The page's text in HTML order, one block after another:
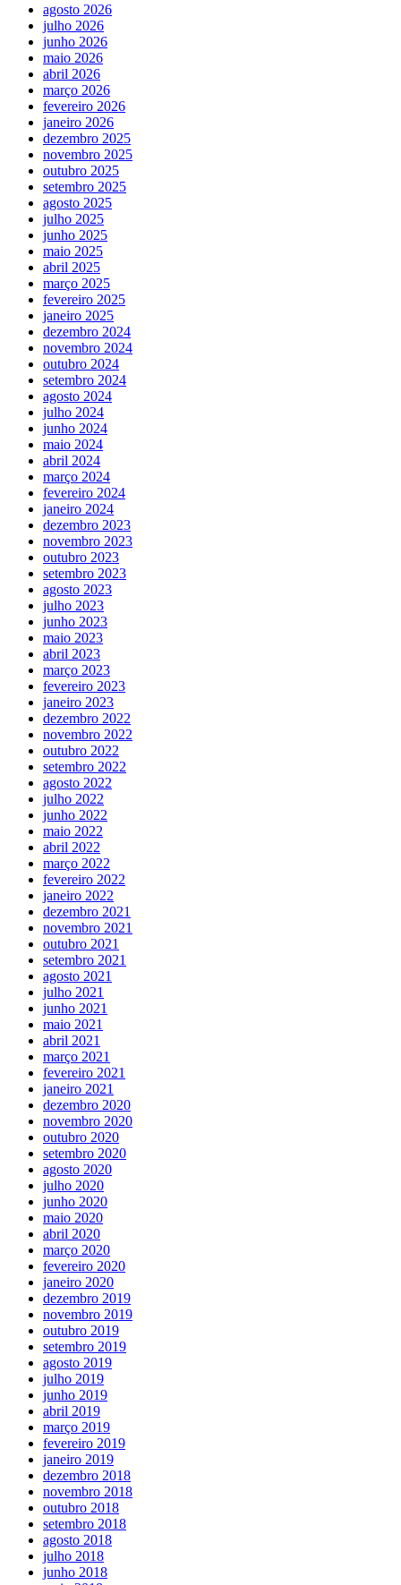
agosto 2026
julho 2026
junho 2026
maio 2026
abril 2026
março 2026
fevereiro 2026
janeiro 2026
dezembro 2025
novembro 2025
outubro 2025
setembro 2025
agosto 2025
julho 2025
junho 2025
maio 2025
abril 2025
março 2025
fevereiro 2025
janeiro 2025
dezembro 2024
novembro 2024
outubro 2024
setembro 2024
agosto 2024
julho 2024
junho 2024
maio 2024
abril 2024
março 2024
fevereiro 2024
janeiro 2024
dezembro 2023
novembro 2023
outubro 2023
setembro 2023
agosto 2023
julho 2023
junho 2023
maio 2023
abril 2023
março 2023
fevereiro 2023
janeiro 2023
dezembro 2022
novembro 2022
outubro 2022
setembro 2022
agosto 2022
julho 2022
junho 2022
maio 2022
abril 2022
março 2022
fevereiro 2022
janeiro 2022
dezembro 2021
novembro 2021
outubro 2021
setembro 2021
agosto 2021
julho 2021
junho 2021
maio 2021
abril 2021
março 2021
fevereiro 2021
janeiro 2021
dezembro 2020
novembro 2020
outubro 2020
setembro 2020
agosto 2020
julho 2020
junho 2020
maio 2020
abril 2020
março 2020
fevereiro 2020
janeiro 2020
dezembro 2019
novembro 2019
outubro 2019
setembro 2019
agosto 2019
julho 2019
junho 2019
abril 2019
março 2019
fevereiro 2019
janeiro 2019
dezembro 2018
novembro 2018
outubro 2018
setembro 2018
agosto 2018
julho 2018
junho 2018